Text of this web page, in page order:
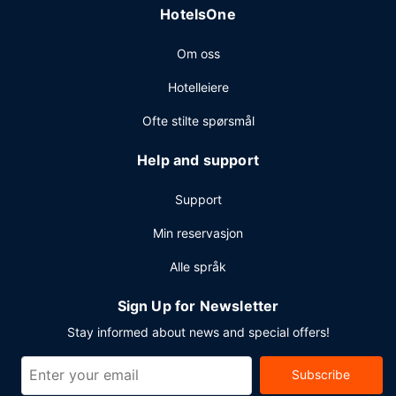
HotelsOne
Om oss
Hotelleiere
Ofte stilte spørsmål
Help and support
Support
Min reservasjon
Alle språk
Sign Up for Newsletter
Stay informed about news and special offers!
Subscribe